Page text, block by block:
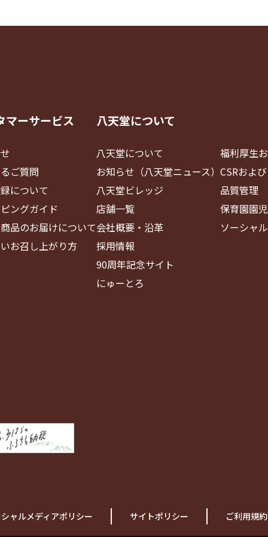
マーサービス
ご質問
について
ングガイド
品のお届けについて
お召し上がり方
八天堂について
八天堂について
お知らせ（八天堂ニュース）
八天堂ビレッジ
店舗一覧
会社概要・沿革
採用情報
90周年記念サイト
にゅーとろ
福利厚生
CSRおよ
品質管理
保育園園
ソーシャ
ャルメディアポリシー サイトポリシー ご利用規約